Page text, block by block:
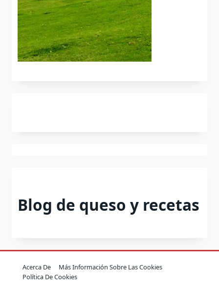
Blog de queso y recetas
Acerca De
Más Información Sobre Las Cookies
Política De Cookies